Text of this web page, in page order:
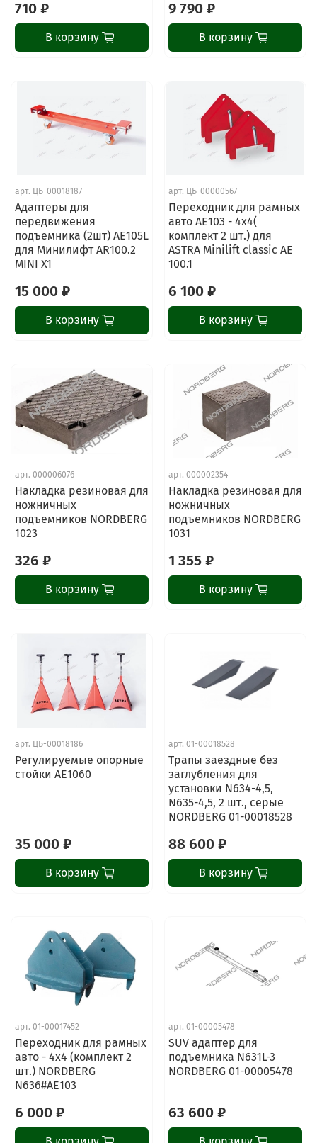
710 ₽
В корзину
9 790 ₽
В корзину
арт. ЦБ-00018187
Адаптеры для
передвижения
подъемника (2шт) AE105L
для Минилифт AR100.2
MINI X1
15 000 ₽
В корзину
арт. ЦБ-00000567
Переходник для рамных
авто AE103 - 4х4(
комплект 2 шт.) для
ASTRA Minilift classic AE
100.1
6 100 ₽
В корзину
арт. 000006076
Накладка резиновая для
ножничных
подъемников NORDBERG
1023
326 ₽
В корзину
арт. 000002354
Накладка резиновая для
ножничных
подъемников NORDBERG
1031
1 355 ₽
В корзину
арт. ЦБ-00018186
Регулируемые опорные
стойки AE1060
35 000 ₽
В корзину
арт. 01-00018528
Трапы заездные без
заглубления для
установки N634-4,5,
N635-4,5, 2 шт., серые
NORDBERG 01-00018528
88 600 ₽
В корзину
арт. 01-00017452
Переходник для рамных
авто - 4х4 (комплект 2
шт.) NORDBERG
N636#AE103
6 000 ₽
арт. 01-00005478
SUV адаптер для
подъемника N631L-3
NORDBERG 01-00005478
63 600 ₽